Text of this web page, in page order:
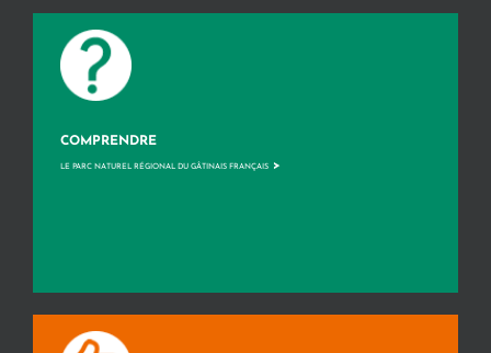
COMPRENDRE
LE PARC NATUREL RÉGIONAL DU GÂTINAIS FRANÇAIS >